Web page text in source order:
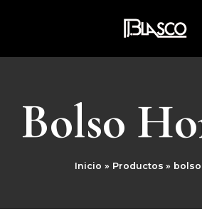
Bolso
Inicio Productos